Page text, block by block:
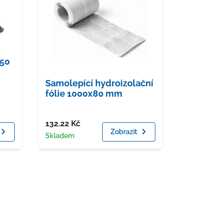
Samolepící hydroizolační
fólie 1000x80 mm
Cena
132.22 Kč
Dostupnost
Skladem Zobrazit